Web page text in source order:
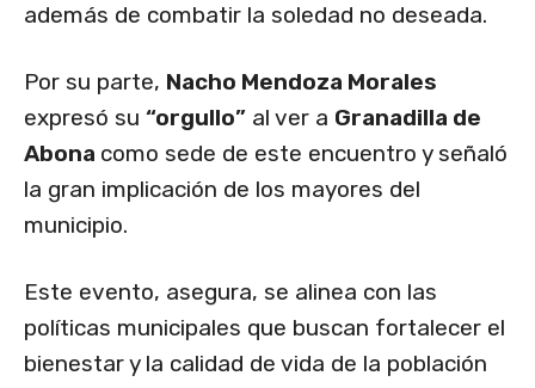
además de combatir la soledad no deseada.
Por su parte, Nacho Mendoza Morales
expresó su “orgullo” al ver a Granadilla de
Abona como sede de este encuentro y señaló
la gran implicación de los mayores del
municipio.
Este evento, asegura, se alinea con las
políticas municipales que buscan fortalecer el
bienestar y la calidad de vida de la población